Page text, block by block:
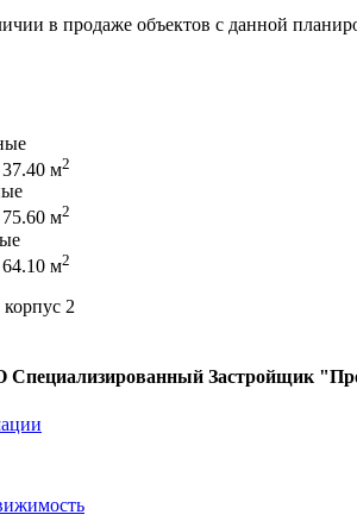
в продаже объектов с данной
м2
м2
м2
2
Специализированный Застройщик